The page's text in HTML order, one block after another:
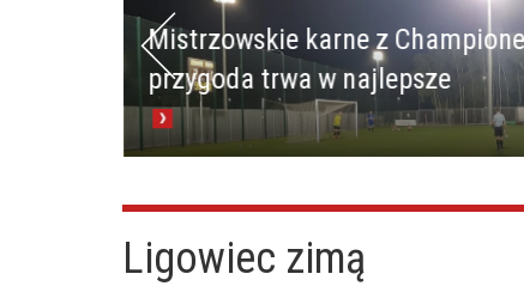
Mistrzowskie karne z
przygoda trwa w najlepsze
Ligowiec zimą